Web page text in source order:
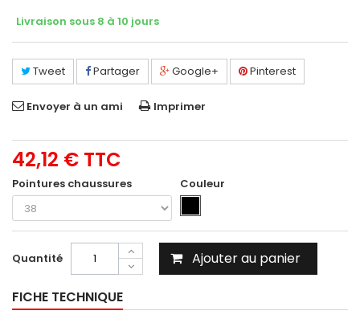
Livraison sous 8 à 10 jours
Tweet Partager Google+ Pinterest
Envoyer à un ami Imprimer
42,12 € TTC
Pointures chaussures Couleur
Quantité Ajouter au panier
FICHE TECHNIQUE